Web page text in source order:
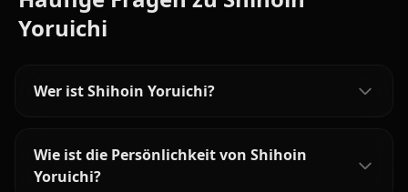
Yoruichi
Wer ist Shihoin Yoruichi?
Wie ist die Persönlichkeit von Shihoin
Yoruichi?